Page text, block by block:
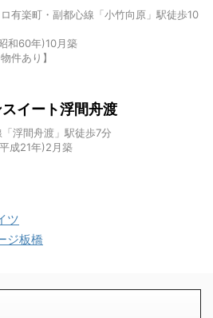
有楽町・副都心線「小竹向原」駅徒歩10
和60年)10月築
件あり】
イート浮間舟渡
浮間舟渡」駅徒歩7分
成21年)2月築
ツ
ジ板橋